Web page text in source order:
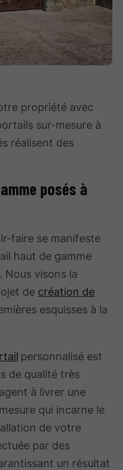
propriété avec
sur-mesure à
réalisent des
posés à
faire se manifeste
haut de gamme
Nous visons la
de création de
esquisses à la
personnalisé est
de qualité très
à livrer une
qui incarne le
de votre
par des
un résultat